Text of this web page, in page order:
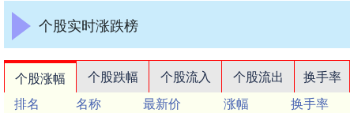
个股实时涨跌榜
个股涨幅 个股跌幅 个股流入 个股流出
换手率
排名
名称 最新价 涨幅
换手率